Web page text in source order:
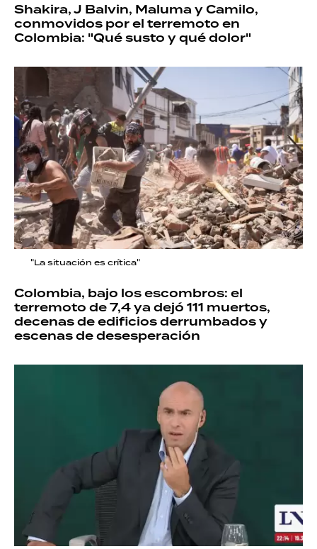
Shakira, J Balvin, Maluma y Camilo,
conmovidos por el terremoto en
Colombia: "Qué susto y qué dolor"
"La situación es crítica"
Colombia, bajo los escombros: el
terremoto de 7,4 ya dejó 111 muertos,
decenas de edificios derrumbados y
escenas de desesperación